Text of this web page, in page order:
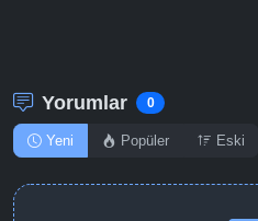
Yorumlar 0
Yeni Popüler Eski